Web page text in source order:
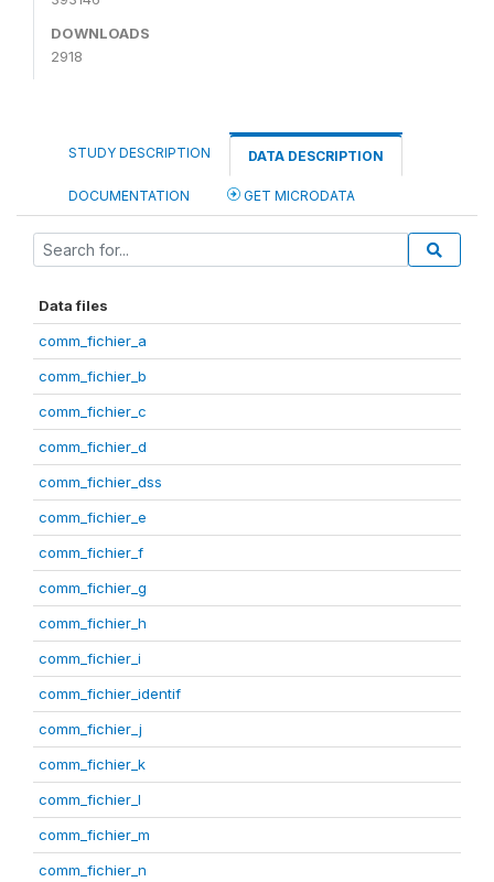
DOWNLOADS
2918
STUDY DESCRIPTION DATA DESCRIPTION
DOCUMENTATION GET MICRODATA
Data files
comm_fichier_a
comm_fichier_b
comm_fichier_c
comm_fichier_d
comm_fichier_dss
comm_fichier_e
comm_fichier_f
comm_fichier_g
comm_fichier_h
comm_fichier_i
comm_fichier_identif
comm_fichier_j
comm_fichier_k
comm_fichier_l
comm_fichier_m
comm_fichier_n